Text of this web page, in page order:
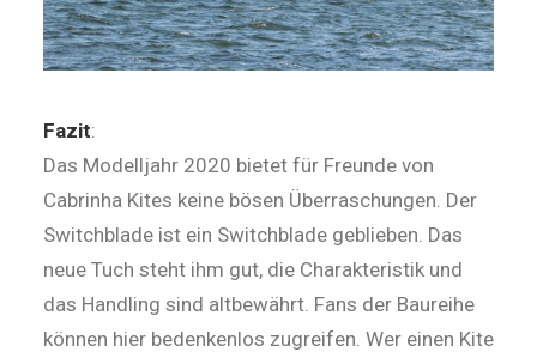
Fazit:
Das Modelljahr 2020 bietet für Freunde von
Cabrinha Kites keine bösen Überraschungen. Der
Switchblade ist ein Switch­blade geblieben. Das
neue Tuch steht ihm gut, die Charakteristik und
das Handling sind altbewährt. Fans der Baureihe
können hier bedenkenlos zugreifen. Wer einen Kite